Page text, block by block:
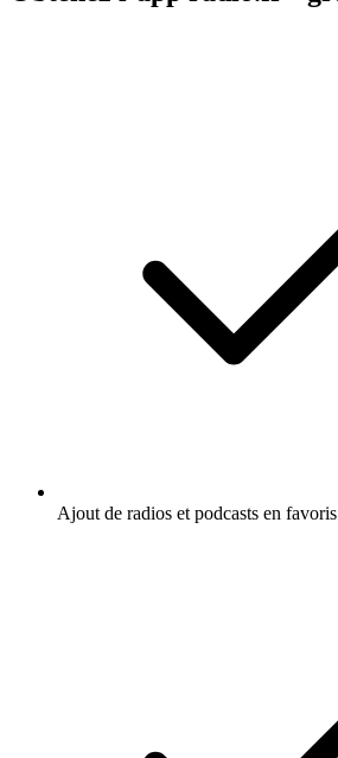
Ajout de radios et podcasts en favoris